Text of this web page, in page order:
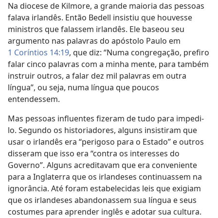
Na diocese de Kilmore, a grande maioria das pessoas
falava irlandês. Então Bedell insistiu que houvesse
ministros que falassem irlandês. Ele baseou seu
argumento nas palavras do apóstolo Paulo em
1 Coríntios 14:19, que diz: “Numa congregação, prefiro
falar cinco palavras com a minha mente, para também
instruir outros, a falar dez mil palavras em outra
língua”, ou seja, numa língua que poucos
entendessem.
Mas pessoas influentes fizeram de tudo para impedi-
lo. Segundo os historiadores, alguns insistiram que
usar o irlandês era “perigoso para o Estado” e outros
disseram que isso era “contra os interesses do
Governo”. Alguns acreditavam que era conveniente
para a Inglaterra que os irlandeses continuassem na
ignorância. Até foram estabelecidas leis que exigiam
que os irlandeses abandonassem sua língua e seus
costumes para aprender inglês e adotar sua cultura.